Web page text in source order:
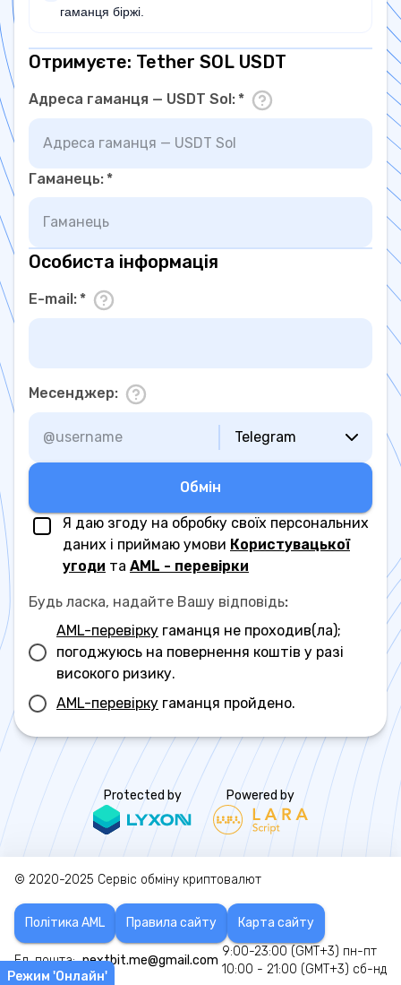
гаманця біржі.
Отримуєте: Tether SOL USDT
Адреса гаманця — USDT Sol:*
Гаманець:*
Особиста інформація
E-mail:*
Месенджер:
Telegram
Обмiн
Я даю згоду на обробку своїх персональних
даних і приймаю умови Користувацької
угоди та AML - перевірки
Будь ласка, надайте Вашу відповідь:
AML-перевірку гаманця не проходив(ла);
погоджуюсь на повернення коштів у разі
високого ризику.
AML-перевірку гаманця пройдено.
Protected by Powered by
© 2020-2025 Сервіс обміну криптовалют
Політика AML Правила сайту Карта сайту
Ел. пошта: nextbit.me@gmail.com
9:00-23:00 (GMT+3) пн-пт
10:00 - 21:00 (GMT+3) сб-нд
Режим 'Онлайн'